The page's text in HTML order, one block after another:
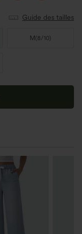
Guide des tailles
M (8/10)